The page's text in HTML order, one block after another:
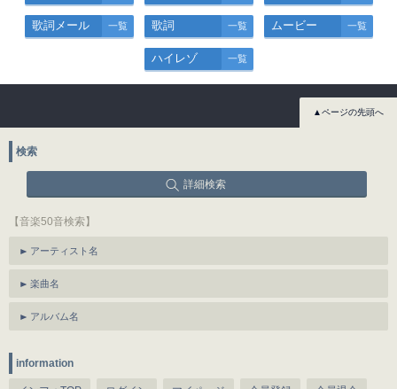
歌詞メール 一覧 歌詞 一覧 ムービー 一覧
ハイレゾ 一覧
▲ページの先頭へ
検索
詳細検索
【音楽50音検索】
アーティスト名
楽曲名
アルバム名
information